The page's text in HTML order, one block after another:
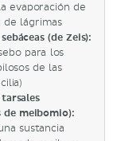
evaporación de
de lágrimas
(de Zeis):
para los
de las
de meibomio):
sustancia